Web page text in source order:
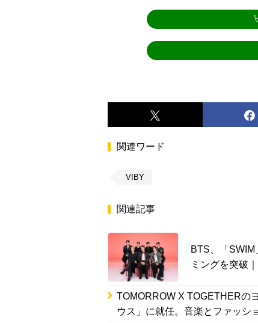
関連ワード
VIBY
関連記事
BTS、「
ミングを突破
TOMORROW X TOGETHERの
ウス」に就任。音楽とファッシ